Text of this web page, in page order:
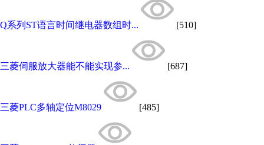
Q系列ST语言时间继电器数组时... [510]
三菱伺服放大器能不能实现参... [687]
三菱PLC多轴定位M8029 [485]